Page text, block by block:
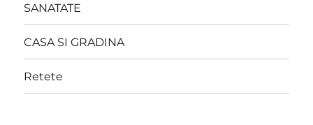
SANATATE
CASA SI GRADINA
Retete